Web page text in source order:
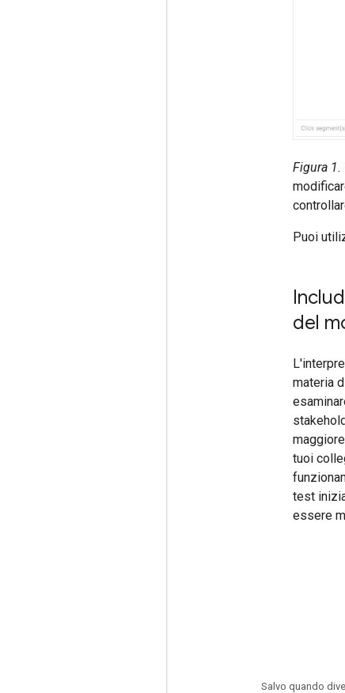
Figura 1.
Puoi
del
materia
tuoi
test
essere
Salvo quando